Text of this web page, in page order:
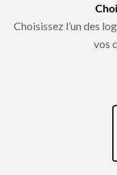
Choisissez l’un des
vos